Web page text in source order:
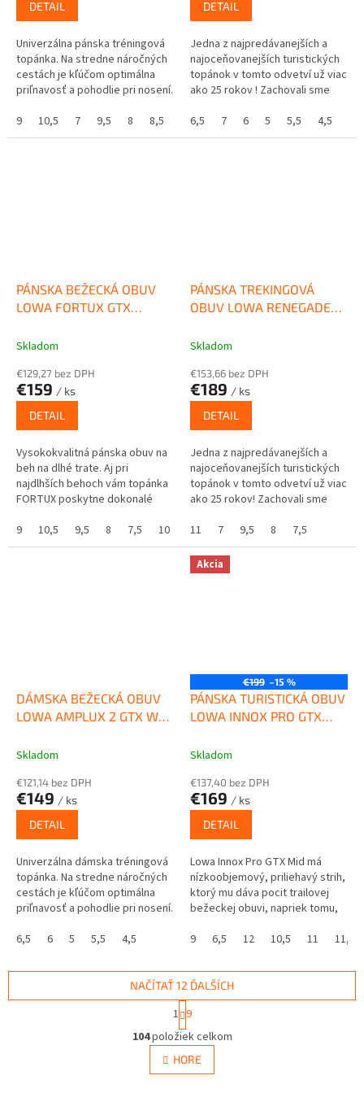
DETAIL
Univerzálna pánska tréningová
topánka. Na stredne náročných
cestách je kľúčom optimálna
priľnavosť a pohodlie pri nosení.
9
10,5 7 9,5 8 8,5 7,5 10
DETAIL
Jedna z najpredávanejších a
najoceňovanejších turistických
topánok v tomto odvetví už viac
ako 25 rokov ! Zachovali sme
výkon, vďaka ktorým sa...
6,5 7 6 5 5,5 4,5
PÁNSKA BEŽECKÁ OBUV
LOWA FORTUX GTX
Skladom
€129,27 bez DPH
€159 / ks
DETAIL
Vysokokvalitná pánska obuv na
beh na dlhé trate. Aj pri
najdlhších behoch vám topánka
FORTUX poskytne dokonalé
prepracovanému odpruženiu a
polstrovaniu.
9 10,5 9,5 8 7,5 10
PÁNSKA TREKINGOVÁ
OBUV LOWA RENEGADE
Skladom
€153,66 bez DPH
€189 / ks
DETAIL
Jedna z najpredávanejších a
najoceňovanejších turistických
topánok v tomto odvetví už viac
ako 25 rokov! Zachovali sme
výkon, vďaka ktorým sa...
11 7 9,5 8 7,5
DÁMSKA BEŽECKÁ OBUV
LOWA AMPLUX 2 GTX WS
Skladom
€121,14 bez DPH
€149 / ks
DETAIL
Univerzálna dámska tréningová
topánka. Na stredne náročných
cestách je kľúčom optimálna
priľnavosť a pohodlie pri nosení.
6,5
6 5 5,5 4,5
Akcia
€199 –15 %
PÁNSKA TURISTICKÁ OBUV
LOWA INNOX PRO GTX
Skladom
€137,40 bez DPH
€169 / ks
DETAIL
Lowa Innox Pro GTX Mid má
nízkoobjemový, priliehavý strih,
ktorý mu dáva pocit trailovej
bežeckej obuvi, napriek tomu,
Je ľahký, pohodlný...
9 6,5 12 10,5 11 11,5
O
v
l
á
NAČÍTAŤ 12 ĎALŠÍCH
S
t
r
á
n
k
1 9
104položiek celkom
HORE